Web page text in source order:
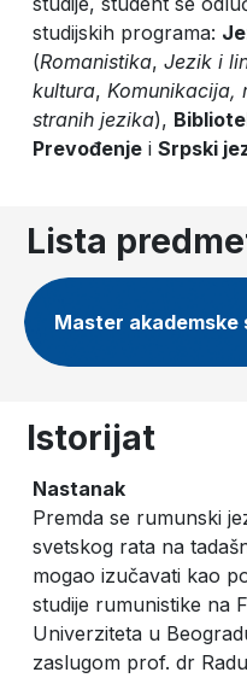
studijskih programa:
(Romanistika, Jezik i
kultura, Komunikacija,
stranih jezika),
Prevođenjei Srpski
Lista
Master akademske
Istorijat
Nastanak
Premda se rumunski
svetskog rata na
mogao izučavati kao
studije rumunistike na
Univerziteta u
zaslugom prof. dr